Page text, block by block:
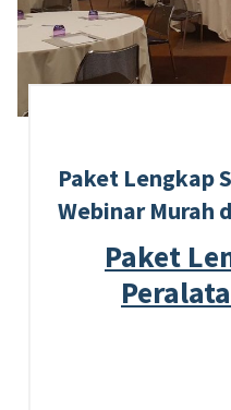
Paket Lengkap
Webinar Murah
Paket